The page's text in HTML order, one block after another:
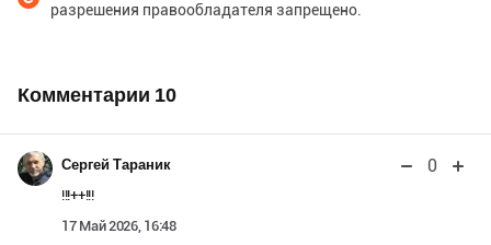
разрешения правообладателя запрещено.
Комментарии 10
Сергей Тараник 0
!!!++!!!
17 Май 2026, 16:48